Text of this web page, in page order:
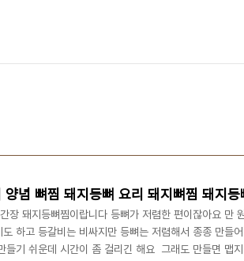
념 뼈찜 돼지등뼈 요리 돼지뼈찜 돼지등
장 돼지등뼈찜이랍니다 등뼈가 저렴한 편이잖아요 만
하고 등갈비는 비싸지만 등뼈는 저렴해서 종종 만들
들기 쉬운데 시간이 좀 걸리긴 해요 ​ 그래도 만들면 맵